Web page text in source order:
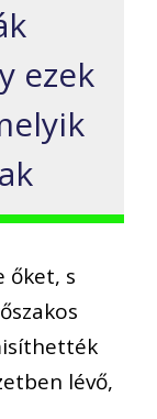
ezek
őket, s
lévő,